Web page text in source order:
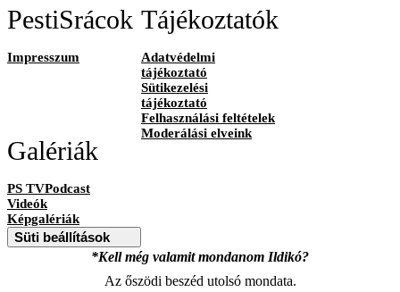
PestiSrácok
Impresszum
Tájékoztatók
Adatvédelmi
tájékoztató
Sütikezelési
tájékoztató
Felhasználási feltételek
Moderálási elveink
Galériák
PS TVPodcast
Videók
Képgalériák
Süti beállítások
*Kell még valamit mondanom Ildikó?
Az őszödi beszéd utolsó mondata.